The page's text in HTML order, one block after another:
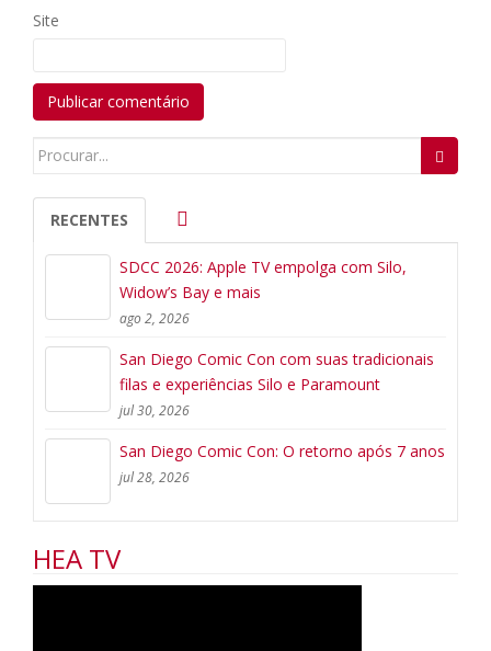
Site
Search
RECENTES
SDCC 2026: Apple TV empolga com Silo,
Widow’s Bay e mais
ago 2, 2026
San Diego Comic Con com suas tradicionais
filas e experiências Silo e Paramount
jul 30, 2026
San Diego Comic Con: O retorno após 7 anos
jul 28, 2026
HEA TV